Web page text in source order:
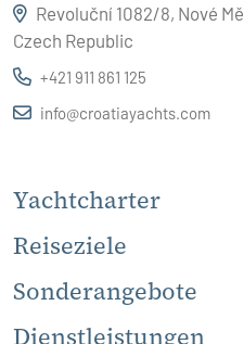
Revoluční 1082/8, Nové
Czech Republic
+421 911 861 125
info@croatiayachts.com
Yachtcharter
Reiseziele
Sonderangebote
Dienstleistungen